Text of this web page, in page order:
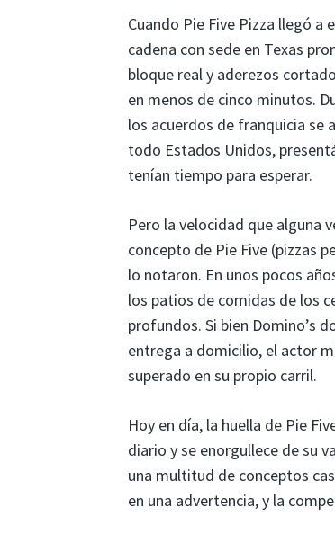
Cuando Pie Five Pizza llegó a
cadena con sede en Texas
bloque real y aderezos
en menos de cinco minutos.
los acuerdos de franquicia se
todo Estados Unidos,
tenían tiempo para esperar.
Pero la velocidad que alguna
concepto de Pie Five (pizzas
lo notaron. En unos pocos
los patios de comidas de los
profundos. Si bien Domino’s
entrega a domicilio, el actor
superado en su propio carril.
Hoy en día, la huella de Pie
diario y se enorgullece de su
una multitud de conceptos
en una advertencia, y la